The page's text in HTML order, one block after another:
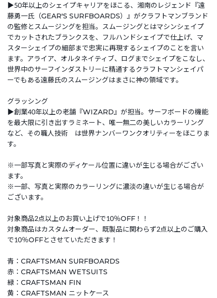
▶50年以上のシェイプキャリアをほこる、湘南のレジェンド『遠
藤勇一氏（GEAR'S SURFBOARDS）』がクラフトマンブランド
の監修とスムージングを担当。スムージングとはマシンシェイプ
でカットされたブランクスを、フルハンドシェイプで仕上げ、マ
スターシェイプの細部まで忠実に再現するシェイプのことを言い
ます。アライア、オルタネイティブ、ログまでシェイプをこなし、
世界中のサーフインダストリーに精通するクラフトマンシェイパ
ーでもある遠藤氏のスムージングはまさに神の領域です。
グラッシング
▶創業40年以上の老舗『WIZARD』が担当。サーフボードの機能
を最大限に引き出すラミネート、唯一無二の美しいカラーリング
など、その職人技術 は世界ナンバーワンクオリティーをほこりま
す。
※一部写真と実際のディケール位置に違いが生じる場合がござい
ます。
※一部、写真と実際のカラーリングに濃淡の違いが生じる場合が
ございます。
対象商品2点以上のお買い上げで10％OFF！！
対象商品はカスタムオーダー、既製品に関わらず2点以上のご購入
で10％OFFとさせていただきます！
青：CRAFTSMAN SURFBOARDS
赤：CRAFTSMAN WETSUITS
緑：CRAFTSMAN FIN
黄：CRAFTSMAN ニットケース